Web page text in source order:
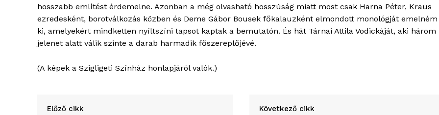
hosszabb említést érdemelne. Azonban a még olvasható hosszúság miatt most csak Harna Péter, Kraus
ezredesként, borotválkozás közben és Deme Gábor Bousek főkalauzként elmondott monológját emelném
ki, amelyekért mindketten nyíltszíni tapsot kaptak a bemutatón. És hát Tárnai Attila Vodickáját, aki három
jelenet alatt válik szinte a darab harmadik főszereplőjévé.
(A képek a Szigligeti Színház honlapjáról valók.)
Előző cikk Következő cikk